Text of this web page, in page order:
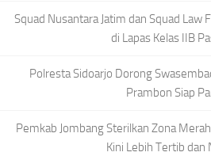
Squad Nusantara Jatim dan Squad Law
di Lapas Kelas IIB
Polresta Sidoarjo Dorong
Prambon Siap
Pemkab Jombang Sterilkan Zona
Kini Lebih Tertib dan